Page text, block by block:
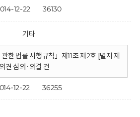
12-22 36130
기타
관한 법률 시행규칙」제11조 제2호 [별지 제
견 심의·의결 건
12-22 36255